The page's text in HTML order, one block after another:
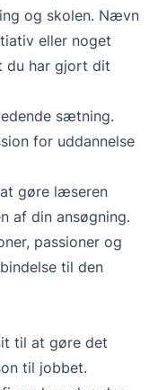
og skolen. Nævn
eller noget
du har gjort dit
sætning.
for uddannelse
gøre læseren
af din ansøgning.
passioner og
til den
til at gøre det
til jobbet.